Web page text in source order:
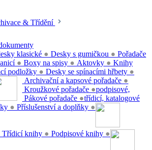
& Třídění
klasické ● Desky s gumičkou ●
● Boxy na spisy ● Aktovky ●
podložky ● Desky se spínacími hřbety ●
Pořadače
Archivační a kapsové pořadače ●
Kroužkové pořadače ●
Pákové pořadače ●
● Příslušenství a doplňky ●
Knihy
podpisové,
třídicí, katalogové
Třídicí knihy ● Podpisové knihy ●